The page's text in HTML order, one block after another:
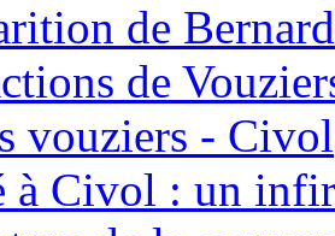
de
de
vouziers - Civol
à Civol : un